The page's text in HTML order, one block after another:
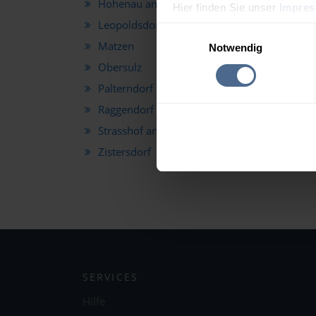
Hier finden Sie unser
Einwilligungsauswahl
Notwendig
Hohenau an der March
Leopoldsdorf im Marchfelde
Matzen
Obersulz
Palterndorf
Raggendorf
Strasshof an der Nordbahn
Zistersdorf
SERVICES